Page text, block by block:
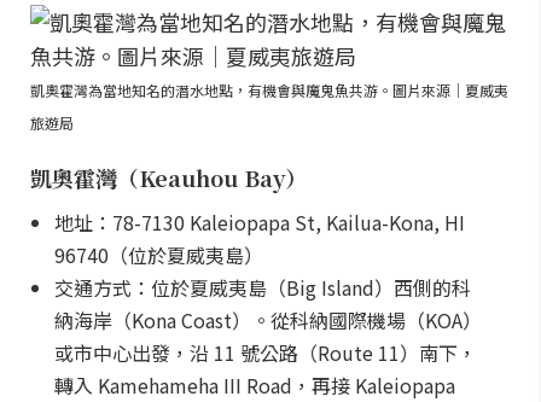
凱奧霍灣為當地知名的潛水地點，有機會與魔鬼魚共游。圖片來源｜夏威夷
旅遊局
凱奧霍灣（Keauhou Bay）
地址：78-7130 Kaleiopapa St, Kailua-Kona, HI
96740（位於夏威夷島）
交通方式：位於夏威夷島（Big Island）西側的科
納海岸（Kona Coast）。從科納國際機場（KOA）
或市中心出發，沿 11 號公路（Route 11）南下，
轉入 Kamehameha III Road，再接 Kaleiopapa